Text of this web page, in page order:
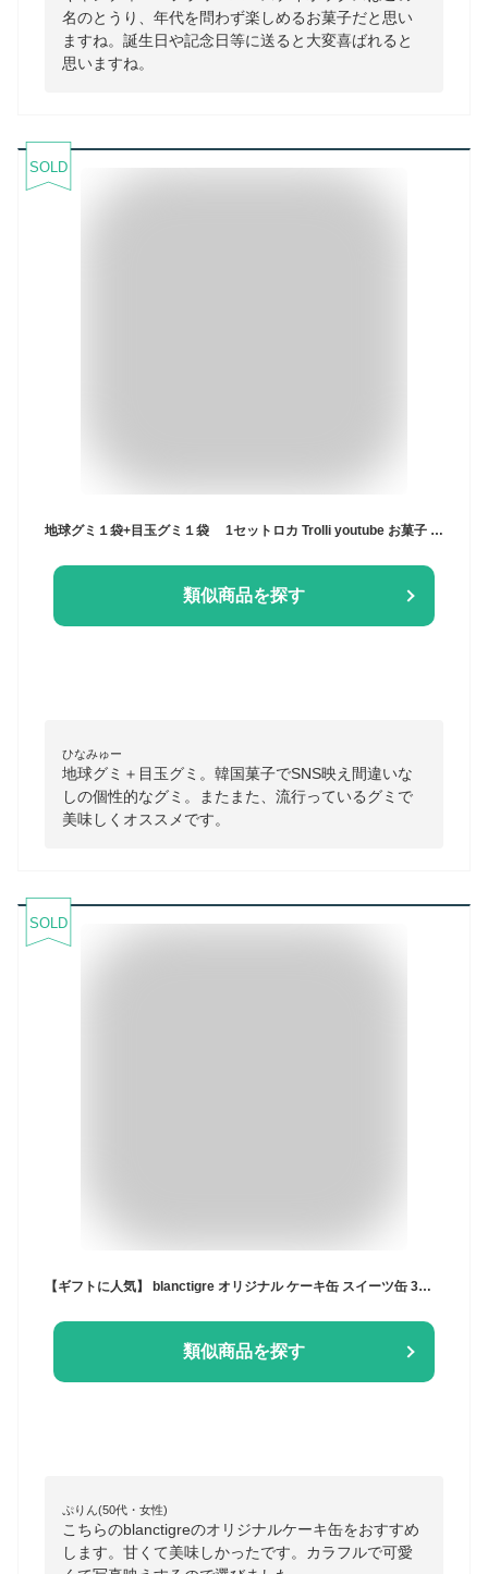
名のとうり、年代を問わず楽しめるお菓子だと思い
ますね。誕生日や記念日等に送ると大変喜ばれると
思いますね。
SOLD
地球グミ１袋+目玉グミ１袋 1セットロカ Trolli youtube お菓子 地球グミ 目玉グミ 韓国 モッパン ASMR (中国生産製品に表記された日付は生産日です。賞味期間は生産日から15ヶ月です。)
類似商品を探す
ひなみゅー
地球グミ＋目玉グミ。韓国菓子でSNS映え間違いな
しの個性的なグミ。またまた、流行っているグミで
美味しくオススメです。
SOLD
【ギフトに人気】 blanctigre オリジナル ケーキ缶 スイーツ缶 3缶セット 誕生日ケーキ 大人 瓶ケーキ お中元 お返し お菓子 洋菓子 スイーツ詰め合わせ 焼き菓子 お取り寄せスイーツ お礼 お祝い 誕生日 プレゼント カラフル 人気 カフェ
類似商品を探す
ぷりん(50代・女性)
こちらのblanctigreのオリジナルケーキ缶をおすすめ
します。甘くて美味しかったです。カラフルで可愛